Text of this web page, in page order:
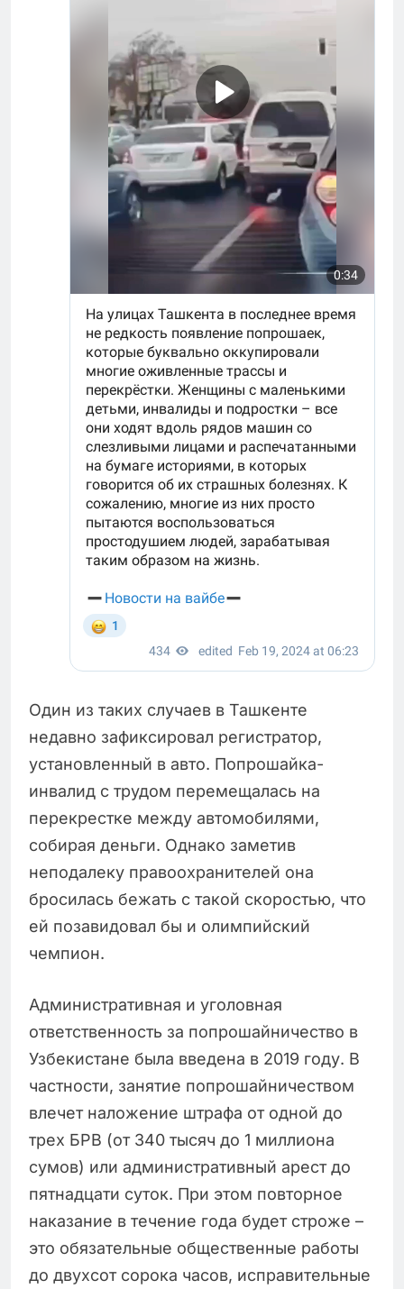
Один из таких случаев в Ташкенте
недавно зафиксировал регистратор,
установленный в авто. Попрошайка-
инвалид с трудом перемещалась на
перекрестке между автомобилями,
собирая деньги. Однако заметив
неподалеку правоохранителей она
бросилась бежать с такой скоростью, что
ей позавидовал бы и олимпийский
чемпион.
Административная и уголовная
ответственность за попрошайничество в
Узбекистане была введена в 2019 году. В
частности, занятие попрошайничеством
влечет наложение штрафа от одной до
трех БРВ (от 340 тысяч до 1 миллиона
сумов) или административный арест до
пятнадцати суток. При этом повторное
наказание в течение года будет строже –
это обязательные общественные работы
до двухсот сорока часов, исправительные